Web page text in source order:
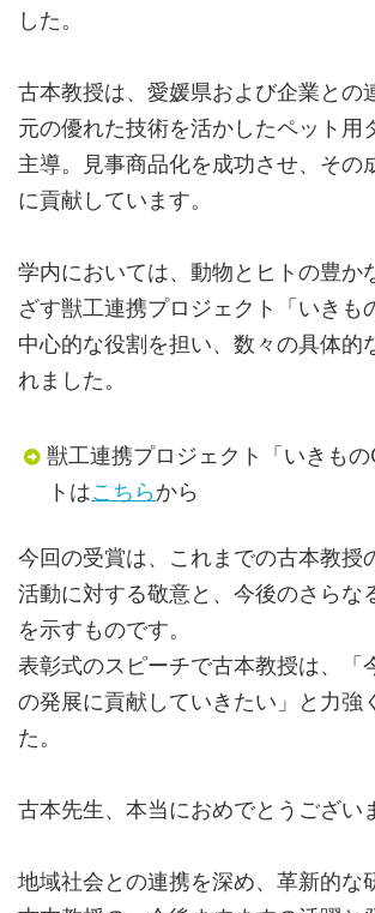
した。
古本教授は、愛媛県および企業との
元の優れた技術を活かしたペット用
主導。見事商品化を成功させ、その
に貢献しています。
学内においては、動物とヒトの豊か
ざす獣工連携プロジェクト「いきも
中心的な役割を担い、数々の具体的
れました。
獣工連携プロジェクト「いきも
トはこちらから
今回の受賞は、これまでの古本教授
活動に対する敬意と、今後のさらな
を示すものです。
表彰式のスピーチで古本教授は、「
の発展に貢献していきたい」と力強
た。
古本先生、本当におめでとうござい
地域社会との連携を深め、革新的な